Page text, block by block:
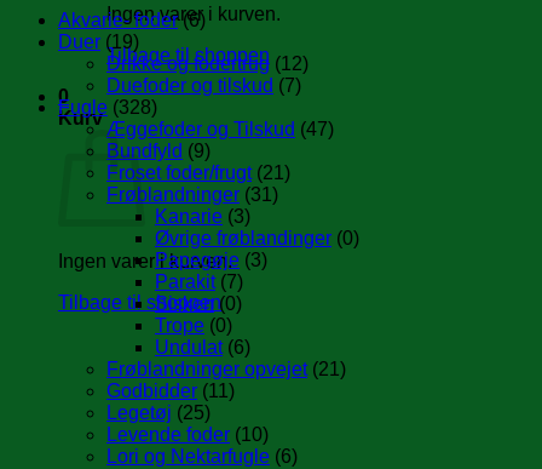
Ingen varer i kurven.
Tilbage til shoppen
0
Kurv
Ingen varer i kurven.
Tilbage til shoppen
Akvarie- foder (6)
Duer (19)
Drikke og fodertrug (12)
Duefoder og tilskud (7)
Fugle (328)
Æggefoder og Tilskud (47)
Bundfyld (9)
Froset foder/frugt (21)
Frøblandninger (31)
Kanarie (3)
Øvrige frøblandinger (0)
Papegøje (3)
Parakit (7)
Sisken (0)
Trope (0)
Undulat (6)
Frøblandninger opvejet (21)
Godbidder (11)
Legetøj (25)
Levende foder (10)
Lori og Nektarfugle (6)